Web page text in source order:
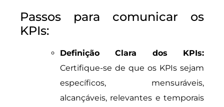
Passos para comunicar os
KPIs:
Definição Clara dos KPIs:
Certifique-se de que os KPIs sejam
específicos, mensuráveis,
alcançáveis, relevantes e temporais